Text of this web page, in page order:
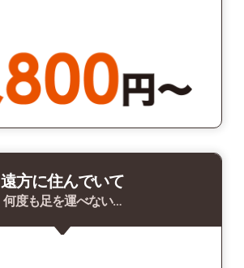
遠方に住んでいて
何度も足を運べない…